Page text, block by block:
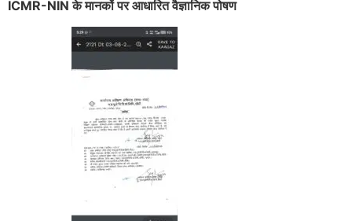
ICMR-NIN के मानकों पर आधारित वैज्ञानिक पोषण